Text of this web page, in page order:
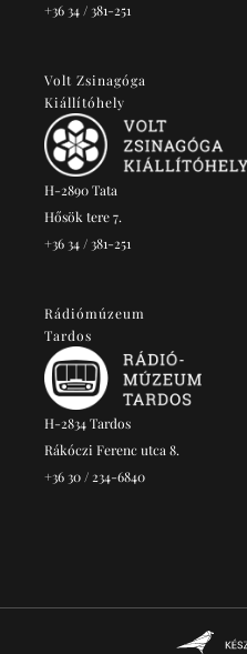
+36 34 / 381-251
Volt Zsinagóga
Kiállítóhely
H-2890 Tata
Hősök tere 7.
+36 34 / 381-251
Rádiómúzeum
Tardos
H-2834 Tardos
Rákóczi Ferenc utca 8.
+36 30 / 234-6840